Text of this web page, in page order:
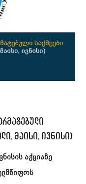
მაისი, ივნისი)
აქციაზე